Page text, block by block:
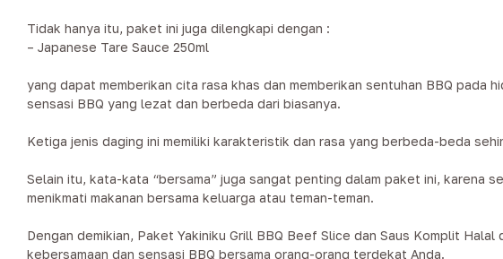
Tidak hanya itu, paket ini juga dilengkapi dengan :
– Japanese Tare Sauce 250ml
yang dapat memberikan cita rasa khas dan memberikan sentuhan BBQ pada
sensasi BBQ yang lezat dan berbeda dari biasanya.
Ketiga jenis daging ini memiliki karakteristik dan rasa yang berbeda-beda
Selain itu, kata-kata “bersama” juga sangat penting dalam paket ini, karena
menikmati makanan bersama keluarga atau teman-teman.
Dengan demikian, Paket Yakiniku Grill BBQ Beef Slice dan Saus Komplit
kebersamaan dan sensasi BBQ bersama orang-orang terdekat Anda.